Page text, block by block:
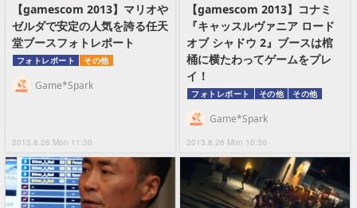
【gamescom 2013】マリオや
ゼルダで安定の人気を誇る任天
堂ブースフォトレポート
フォトレポート その他
2013.8.26 Mon 11:30
Game*Spark
【gamescom 2013】コナミ
『キャッスルヴァニア ロード
オブ シャドウ 2』ブースは棺
桶に横たわってゲームをプレ
イ！
フォトレポート その他 その他
2013.8.26 Mon 10:30
Game*Spark